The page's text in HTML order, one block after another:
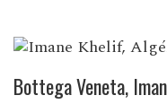
Bottega Veneta,